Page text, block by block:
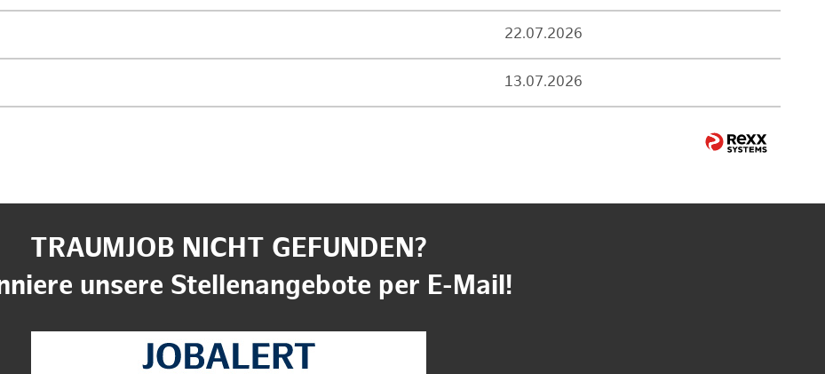
22.07.2026
13.07.2026
TRAUMJOB NICHT GEFUNDEN?
unsere Stellenangebote per E-Mail!